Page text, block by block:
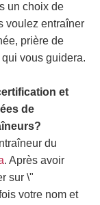
un choix de
voulez entraîner
prière de
vous guidera.
et
de
du
. Après avoir
sur \"
votre nom et